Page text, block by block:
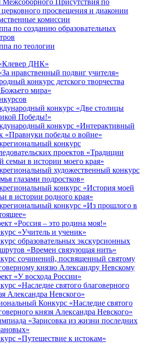
Межсоборного Присутствия по
просвещения и диаконии
комиссии
по созданию образовательных
по теологии
ДНК»
нравственный подвиг учителя»
конкурс детского творчества
мира»
конкурс «Две столицы
Победы!»
конкурс «Интерактивный
«Правнуки победы о войне»
конкурс
проектов «Традиции
семьи в истории моего края»
художественный конкурс
глазами подростков»
конкурс «История моей
в истории родного края»
конкурс «Из прошлого в
«Россия – это родина моя!»
«Учитель и ученик»
образовательных экскурсионных
«Времен связующая нить»
сочинений, посвященный святому
князю Александру Невскому
«У восхода России»
«Наследие святого благоверного
Александра Невского»
Конкурс «Наследие святого
князя Александра Невского»
«Зарисовка из жизни последних
«Путешествие к истокам»